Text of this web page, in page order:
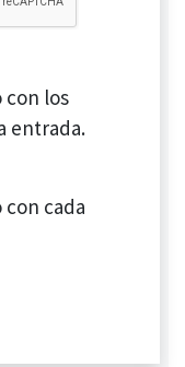
con los
entrada.
cada